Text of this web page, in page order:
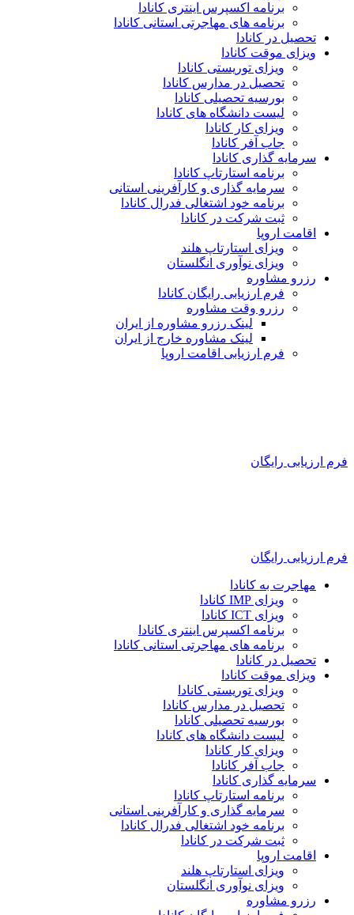
برنامه اکسپرس اینتری کانادا
برنامه های مهاجرتی استانی کانادا
تحصیل در کانادا
ویزای موقت کانادا
ویزای توریستی کانادا
تحصیل در مدارس کانادا
بورسیه تحصیلی کانادا
لیست دانشگاه های کانادا
ویزای کار کانادا
جاب آفر کانادا
سرمایه گذاری کانادا
برنامه استارتاپ کانادا
سرمایه گذاری و کارآفرینی استانی
برنامه خود اشتغالی فدرال کانادا
ثبت شرکت در کانادا
اقامت اروپا
ویزای استارتاپ هلند
ویزای نوآوری انگلستان
رزرو مشاوره
فرم ارزیابی رایگان کانادا
رزرو وقت مشاوره
لینک رزرو مشاوره از ایران
لینک مشاوره خارج از ایران
فرم ارزیابی اقامت اروپا
فرم ارزیابی رایگان
فرم ارزیابی رایگان
مهاجرت به کانادا
ویزای IMP کانادا
ویزای ICT کانادا
برنامه اکسپرس اینتری کانادا
برنامه های مهاجرتی استانی کانادا
تحصیل در کانادا
ویزای موقت کانادا
ویزای توریستی کانادا
تحصیل در مدارس کانادا
بورسیه تحصیلی کانادا
لیست دانشگاه های کانادا
ویزای کار کانادا
جاب آفر کانادا
سرمایه گذاری کانادا
برنامه استارتاپ کانادا
سرمایه گذاری و کارآفرینی استانی
برنامه خود اشتغالی فدرال کانادا
ثبت شرکت در کانادا
اقامت اروپا
ویزای استارتاپ هلند
ویزای نوآوری انگلستان
رزرو مشاوره